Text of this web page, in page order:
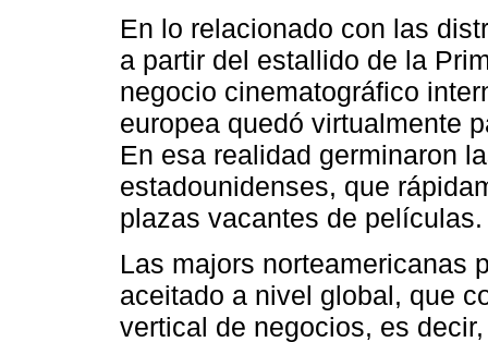
En lo relacionado con las
a partir del estallido de la
negocio cinematográfico
europea quedó virtualmente
En esa realidad germinaron
estadounidenses, que
plazas vacantes de películas.
Las majors norteamericanas
aceitado a nivel global, que
vertical de negocios, es